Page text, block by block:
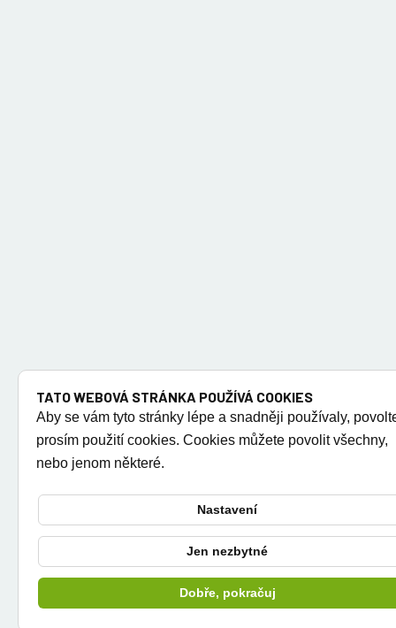
TATO WEBOVÁ STRÁNKA POUŽÍVÁ COOKIES
Aby se vám tyto stránky lépe a snadněji používaly,
prosím použití cookies. Cookies můžete povolit všechny,
nebo jenom některé.
Nastavení
Jen nezbytné
Dobře, pokračuj